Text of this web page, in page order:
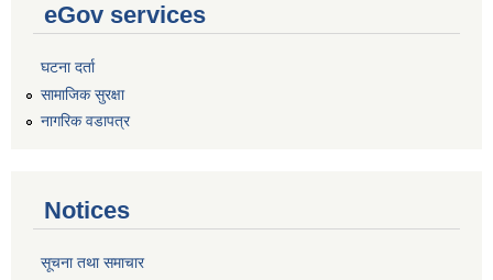
eGov services
घटना दर्ता
सामाजिक सुरक्षा
नागरिक वडापत्र
Notices
सूचना तथा समाचार